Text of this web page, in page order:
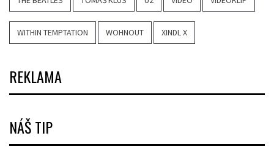
WITHIN TEMPTATION WOHNOUT XINDL X
REKLAMA
NÁŠ TIP